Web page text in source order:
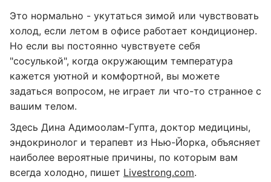
Это нормально - укутаться зимой или чувствовать
холод, если летом в офисе работает кондиционер.
Но если вы постоянно чувствуете себя
"сосулькой", когда окружающим температура
кажется уютной и комфортной, вы можете
задаться вопросом, не играет ли что-то странное с
вашим телом.
Здесь Дина Адимоолам-Гупта, доктор медицины,
эндокринолог и терапевт из Нью-Йорка, объясняет
наиболее вероятные причины, по которым вам
всегда холодно, пишет Livestrong.com.